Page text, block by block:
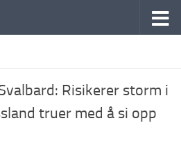
Risikerer storm i
truer med å si opp